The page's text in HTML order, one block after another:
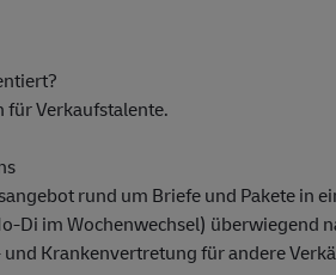
für Verkaufstalente.
rund um Briefe und Pakete in
Di im Wochenwechsel) überwiegend
Krankenvertretung für andere